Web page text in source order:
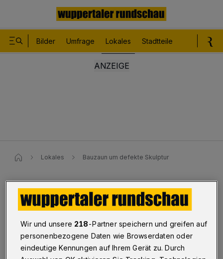
Bilder Umfrage Lokales Stadtteile
Lokales Bauzaun um defekte Skulptur
Bauzaun um defekte Skulptur
Wuppertal·Die Skulptur "Elastisch — Schwebend"
von Claus Bury, die auf der Wiese neben der
Schwimmoper auf dem Johannisberg steht, muss am
Wir und unsere 218-Partner speichern und greifen auf
personenbezogene Daten wie Browserdaten oder
eindeutige Kennungen auf Ihrem Gerät zu. Durch